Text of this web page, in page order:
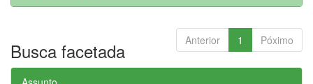
Anterior 1 Póximo
Busca facetada